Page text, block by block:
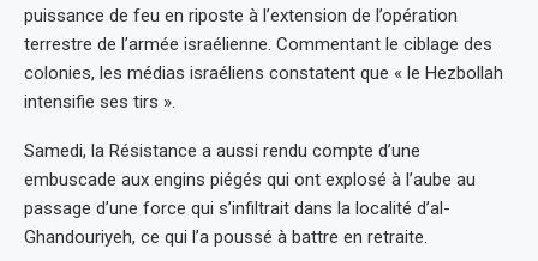
puissance de feu en riposte à l’extension de l’opération
terrestre de l’armée israélienne. Commentant le ciblage des
colonies, les médias israéliens constatent que « le Hezbollah
intensifie ses tirs ».
Samedi, la Résistance a aussi rendu compte d’une
embuscade aux engins piégés qui ont explosé à l’aube au
passage d’une force qui s’infiltrait dans la localité d’al-
Ghandouriyeh, ce qui l’a poussé à battre en retraite.